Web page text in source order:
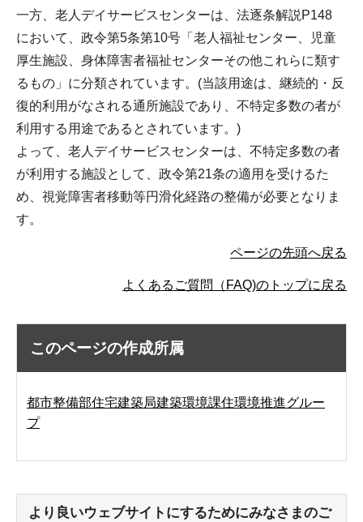
一方、老人デイサービスセンターは、法逐条解説P148
において、政令第5条第10号「老人福祉センター、児童
厚生施設、身体障害者福祉センターその他これらに類す
るもの」に分類されています。(当該用途は、継続的・反
復的利用がなされる通所施設であり、不特定多数の者が
利用する用途であるとされています。)
よって、老人デイサービスセンターは、不特定多数の者
が利用する施設として、政令第21条の適用を受けるた
め、視覚障害者移動等円滑化経路の整備が必要となりま
す。
ページの先頭へ戻る
よくあるご質問（FAQ)のトップに戻る
このページの作成所属
都市整備部住宅建築局建築環境課住環境推進グルー
プ
より良いウェブサイトにするためにみなさまのご